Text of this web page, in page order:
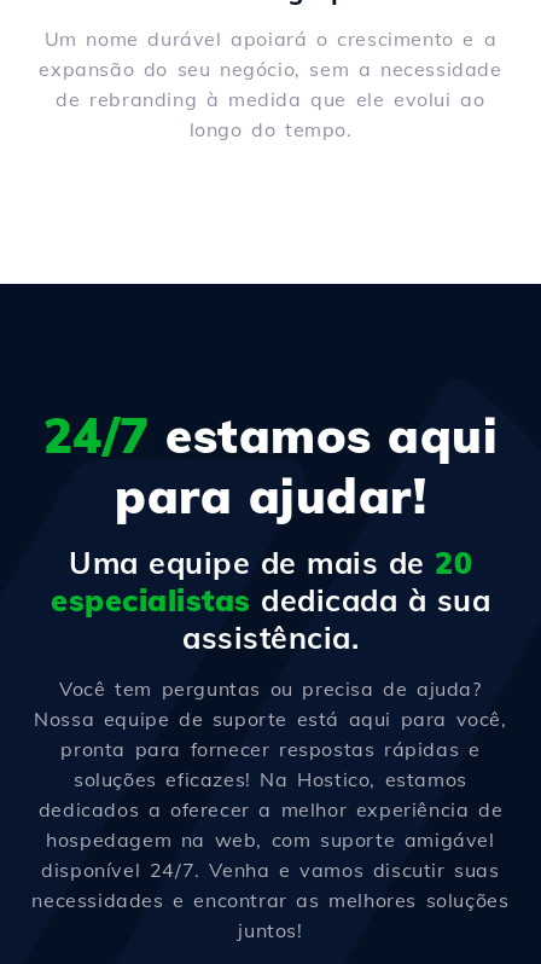
Um nome durável apoiará o crescimento e a
expansão do seu negócio, sem a necessidade
de rebranding à medida que ele evolui ao
longo do tempo.
24/7 estamos aqui
para ajudar!
Uma equipe de mais de 20
especialistas dedicada à sua
assistência.
Você tem perguntas ou precisa de ajuda?
Nossa equipe de suporte está aqui para você,
pronta para fornecer respostas rápidas e
soluções eficazes! Na Hostico, estamos
dedicados a oferecer a melhor experiência de
hospedagem na web, com suporte amigável
disponível 24/7. Venha e vamos discutir suas
necessidades e encontrar as melhores soluções
juntos!